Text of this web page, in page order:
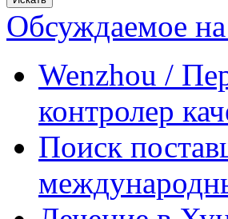
Обсуждаемое
Wenzhou /
контролер
Поиск